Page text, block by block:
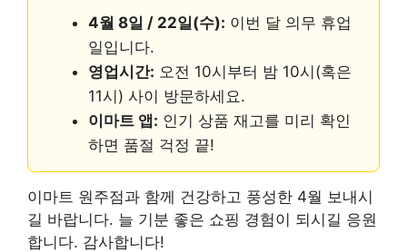
4월 8일 / 22일(수): 이번 달 의무 휴업
일입니다.
영업시간: 오전 10시부터 밤 10시(혹은
11시) 사이 방문하세요.
이마트 앱: 인기 상품 재고를 미리 확인
하면 품절 걱정 끝!
이마트 원주점과 함께 건강하고 풍성한 4월 보내시
길 바랍니다. 늘 기분 좋은 쇼핑 경험이 되시길 응원
합니다. 감사합니다!